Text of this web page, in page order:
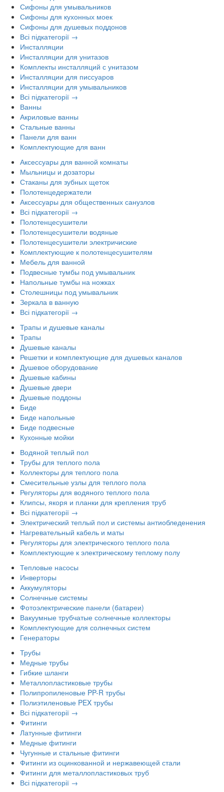
Сифоны для умывальников
Сифоны для кухонных моек
Сифоны для душевых поддонов
Всі підкатегорії →
Инсталляции
Инсталляции для унитазов
Комплекты инсталляций с унитазом
Инсталляции для писсуаров
Инсталляции для умывальников
Всі підкатегорії →
Ванны
Акриловые ванны
Стальные ванны
Панели для ванн
Комплектующие для ванн
Аксессуары для ванной комнаты
Мыльницы и дозаторы
Стаканы для зубных щеток
Полотенцедержатели
Аксессуары для общественных санузлов
Всі підкатегорії →
Полотенцесушители
Полотенцесушители водяные
Полотенцесушители электричиские
Комплектующие к полотенцесушителям
Мебель для ванной
Подвесные тумбы под умывальник
Напольные тумбы на ножках
Столешницы под умывальник
Зеркала в ванную
Всі підкатегорії →
Трапы и душевые каналы
Трапы
Душевые каналы
Решетки и комплектующие для душевых каналов
Душевое оборудование
Душевые кабины
Душевые двери
Душевые поддоны
Биде
Биде напольные
Биде подвесные
Кухонные мойки
Водяной теплый пол
Трубы для теплого пола
Коллекторы для теплого пола
Смесительные узлы для теплого пола
Регуляторы для водяного теплого пола
Клипсы, якоря и планки для крепления труб
Всі підкатегорії →
Электрический теплый пол и системы антиобледенения
Нагревательный кабель и маты
Регуляторы для электрического теплого пола
Комплектующие к электрическому теплому полу
Тепловые насосы
Инверторы
Аккумуляторы
Солнечные системы
Фотоэлектрические панели (батареи)
Вакуумные трубчатые солнечные коллекторы
Комплектующие для солнечных систем
Генераторы
Трубы
Медные трубы
Гибкие шланги
Металлопластиковые трубы
Полипропиленовые PP-R трубы
Полиэтиленовые PEX трубы
Всі підкатегорії →
Фитинги
Латунные фитинги
Медные фитинги
Чугунные и стальные фитинги
Фитинги из оцинкованной и нержавеющей стали
Фитинги для металлопластиковых труб
Всі підкатегорії →